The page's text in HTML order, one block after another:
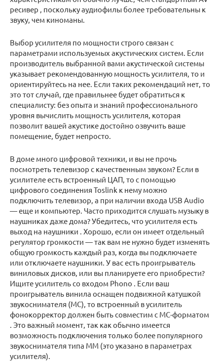
ресивер , поскольку аудиофилы более требовательны к
звуку, чем киноманы.
Выбор усилителя по мощности строго связан с
параметрами используемых акустических систем. Если
производитель выбранной вами акустической системы
указывает рекомендованную мощность усилителя, то и
ориентируйтесь на нее. Если таких рекомендаций нет, то
это тот случай, где правильнее будет обратиться к
специалисту: без опыта и знаний профессионального
уровня вычислить мощность усилителя, которая
позволит вашей акустике достойно озвучить ваше
помещение, будет непросто.
В доме много цифровой техники, и вы не прочь
посмотреть телевизор с качественным звуком? Если в
усилителе есть встроенный ЦАП, то с помощью
цифрового соединения Toslink к нему можно
подключить телевизор, а при наличии входа USB Audio
— еще и компьютер. Часто приходится слушать музыку в
наушниках даже дома? Убедитесь, что усилителя есть
выход на наушники . Хорошо, если он имеет отдельный
регулятор громкости — так вам не нужно будет изменять
общую громкость каждый раз, когда вы подключаете
или отключаете наушники. У вас есть проигрыватель
виниловых дисков, или вы планируете его приобрести?
Ищите усилитель со входом Phono . Если ваш
проигрыватель винила оснащен подвижной катушкой
звукоснимателя (МС), то встроенный в усилитель
фонокорректор должен быть совместим с МС-форматом
. Это важный момент, так как обычно имеется
возможность подключения только более популярного
звукоснимателя типа ММ (это указано в параметрах
усилителя).